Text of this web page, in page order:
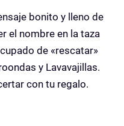
bonito y lleno de
el nombre en la taza
de «rescatar»
y Lavavajillas.
con tu regalo.